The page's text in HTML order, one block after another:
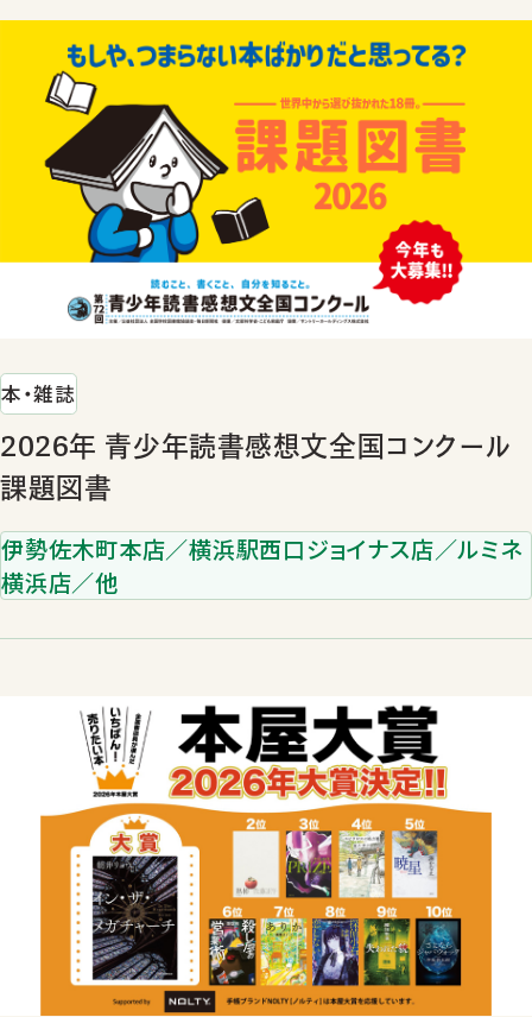
本・雑誌
2026年 青少年読書感想文全国コンクール
課題図書
伊勢佐木町本店／横浜駅西口ジョイナス店／ルミネ
横浜店／他